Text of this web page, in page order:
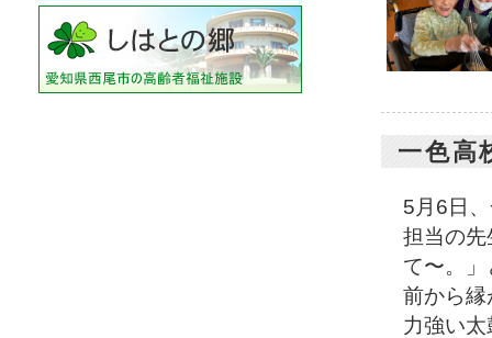
一色高
5月6日
担当の
て〜。
前から
力強い